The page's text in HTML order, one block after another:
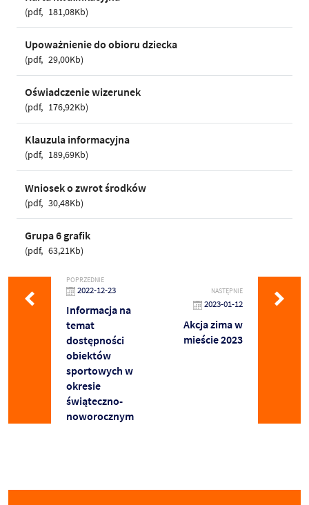
pdf 181,08Kb
Upoważnienie do obioru dziecka
pdf 29,00Kb
Oświadczenie wizerunek
pdf 176,92Kb
Klauzula informacyjna
pdf 189,69Kb
Wniosek o zwrot środków
pdf 30,48Kb
Grupa 6 grafik
pdf 63,21Kb
POPRZEDNIE
2022-12-23
Informacja na
temat
dostępności
obiektów
sportowych w
okresie
świąteczno-
noworocznym
NASTĘPNIE
2023-01-12
Akcja zima w
mieście 2023